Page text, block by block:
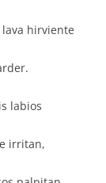
hirviente
labios
irritan,